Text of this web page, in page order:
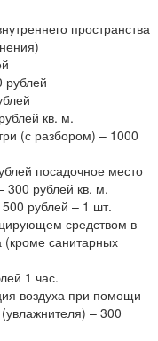
пространства
рублей
кв. м.
(с разбором) – 1000
посадочное место
300 рублей кв. м.
рублей – 1 шт.
средством в
(кроме санитарных
1 час.
воздуха при помощи –
– 300